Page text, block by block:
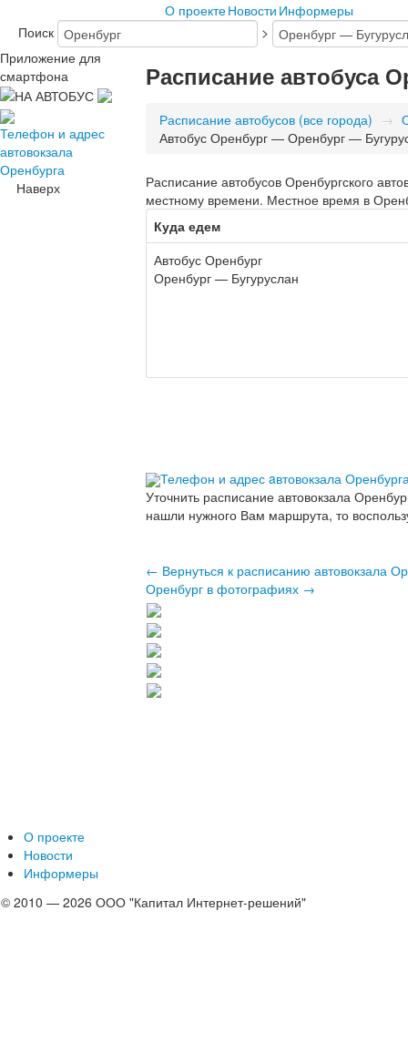
О проектеНовости Информеры
Поиск
>
Приложение для
смартфона
Телефон и адрес
автовокзала
Оренбурга
Наверх
Расписание автобуса
Расписание автобусов (все города) →
Автобус Оренбург — Оренбург —
Расписание автобусов Оренбургского
местному времени. Местное время в
Куда едем
Автобус Оренбург
Оренбург — Бугуруслан
Телефон и адрес aвтовокзала
Уточнить расписание автовокзала
нашли нужного Вам маршрута, то
← Вернуться к расписанию автовокзала
Оренбург в фотографиях →
О проекте
Новости
Информеры
© 2010 — 2026 ООО "Капитал Интернет-решений"